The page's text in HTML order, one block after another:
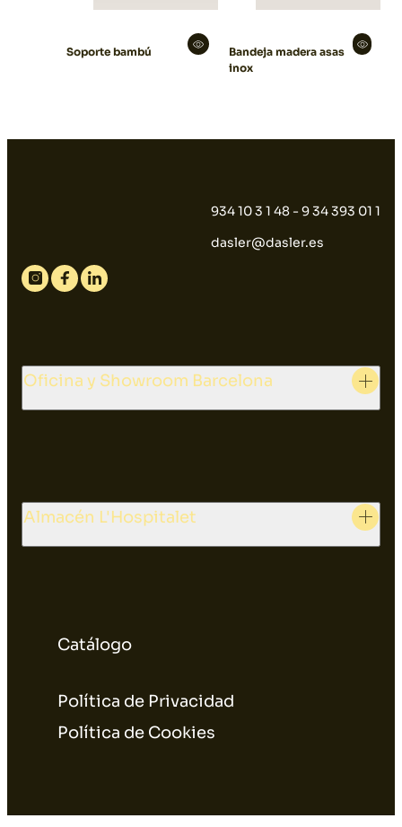
Soporte bambú
Bandeja madera asas
inox
934 10 3 1 48 - 9 34 393 01 1
dasler@dasler.es
Instagram
FacebookLinkedin
Catálogo
Política de Privacidad
Política de Cookies
Oficina y Showroom Barcelona
Almacén L'Hospitalet